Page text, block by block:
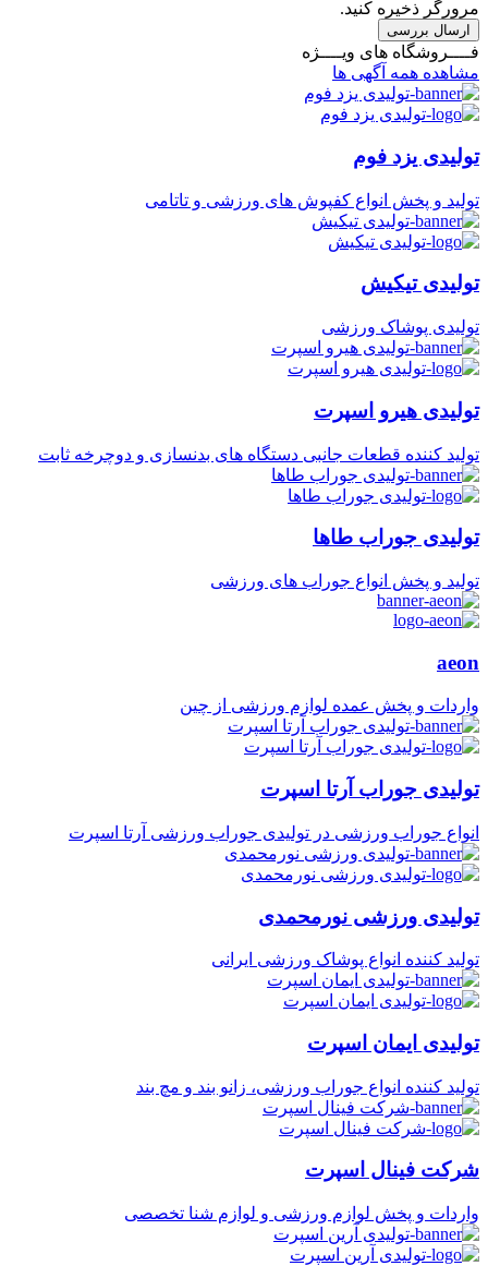
مرورگر ذخیره کنید.
ارسال بررسی
فــــروشگاه های ویــــژه
مشاهده همه آگهی ها
تولیدی یزد فوم
تولید و پخش انواع کفپوش های ورزشی و تاتامی
تولیدی تیکیش
تولیدی پوشاک ورزشی
تولیدی هیرو اسپرت
تولید کننده قطعات جانبی دستگاه های بدنسازی و دوچرخه ثابت
تولیدی جوراب طاها
تولید و پخش انواع جوراب های ورزشی
aeon
واردات و پخش عمده لوازم ورزشی از چین
تولیدی جوراب آرتا اسپرت
انواع جوراب ورزشی در تولیدی جوراب ورزشی آرتا اسپرت
تولیدی ورزشی نورمحمدی
تولید کننده انواع پوشاک ورزشی ایرانی
تولیدی ایمان اسپرت
تولید کننده انواع جوراب ورزشی، زانو بند و مچ بند
شرکت فینال اسپرت
واردات و پخش لوازم ورزشی و لوازم شنا تخصصی